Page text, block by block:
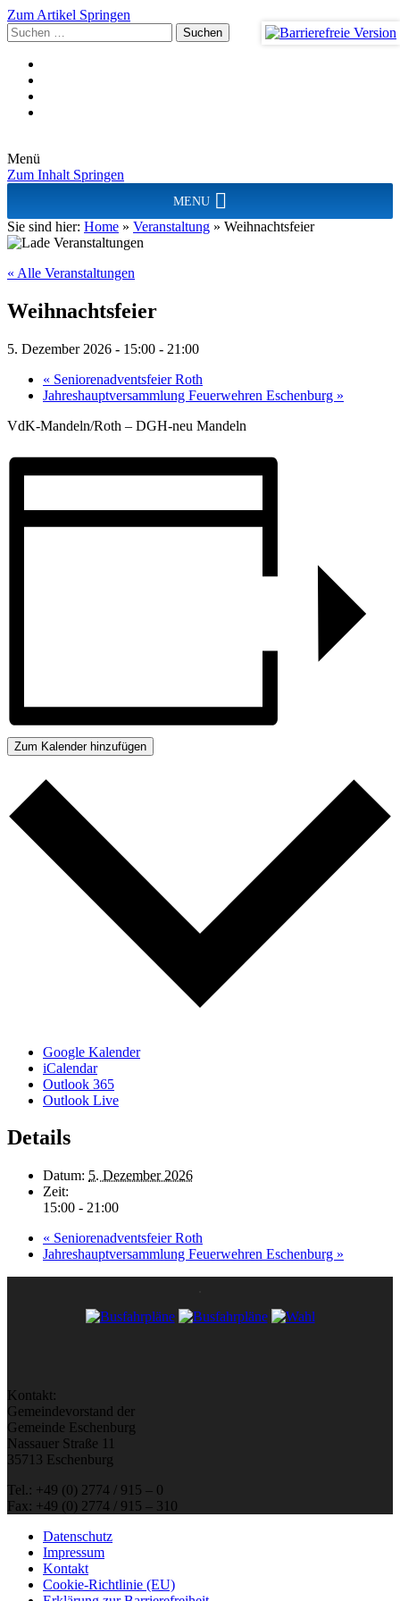
Zum Artikel Springen
Suchen
nach:
Menü
Zum Inhalt Springen
MENU
Sie sind hier: Home » Veranstaltung » Weihnachtsfeier
« Alle Veranstaltungen
Weihnachtsfeier
5. Dezember 2026 - 15:00 - 21:00
« Seniorenadventsfeier Roth
Jahreshauptversammlung Feuerwehren Eschenburg »
VdK-Mandeln/Roth – DGH-neu Mandeln
Zum Kalender hinzufügen
Google Kalender
iCalendar
Outlook 365
Outlook Live
Details
Datum: 5. Dezember 2026
Zeit:
15:00 - 21:00
« Seniorenadventsfeier Roth
Jahreshauptversammlung Feuerwehren Eschenburg »
Kontakt:
Gemeindevorstand der
Gemeinde Eschenburg
Nassauer Straße 11
35713 Eschenburg
Tel.: +49 (0) 2774 / 915 – 0
Fax: +49 (0) 2774 / 915 – 310
Datenschutz
Impressum
Kontakt
Cookie-Richtlinie (EU)